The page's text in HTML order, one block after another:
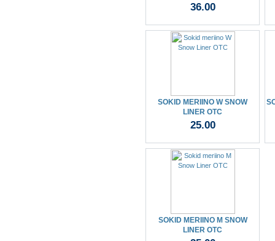
36.00
SOKID MERIINO W SNOW
LINER OTC
25.00
SOKID MERIINO M SNOW
LINER OTC